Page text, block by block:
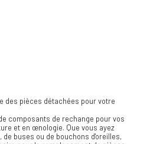
des pièces détachées pour votre
composants de rechange pour vos
et en œnologie. Que vous ayez
buses ou de bouchons d'oreilles,